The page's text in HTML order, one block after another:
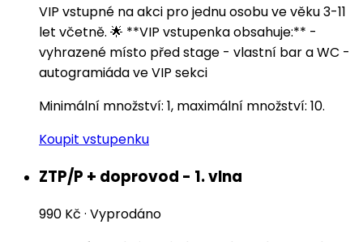
VIP vstupné na akci pro jednu osobu ve věku 3-11
let včetně. 🌟 **VIP vstupenka obsahuje:** -
vyhrazené místo před stage - vlastní bar a WC -
autogramiáda ve VIP sekci
Minimální množství: 1, maximální množství: 10.
Koupit vstupenku
ZTP/P + doprovod - 1. vlna
990 Kč · Vyprodáno